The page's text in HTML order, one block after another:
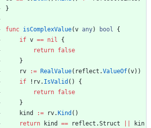
}
func isComplexValue(v any) bool
{
if v == nil
{
return false
}
rv
:= RealValue( reflect .ValueOf(v) )
if
! rv. IsValid ( )
{
return false
}
kind
:= rv. Kind ( )
return
kind == reflect .Struct
kin